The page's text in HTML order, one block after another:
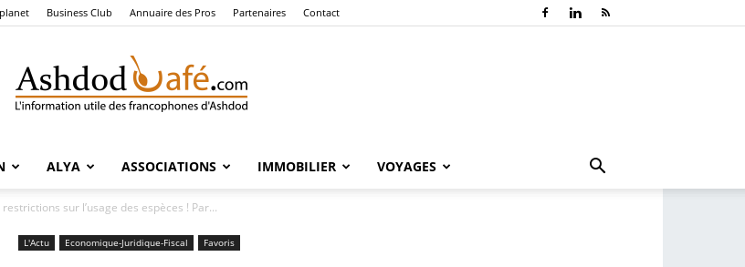
Business Club Annuaire des Pros Partenaires Contact
ALYA ASSOCIATIONS IMMOBILIER VOYAGES
sur l’usage des espèces ! Par...
L'Actu Economique-Juridique-Fiscal Favoris